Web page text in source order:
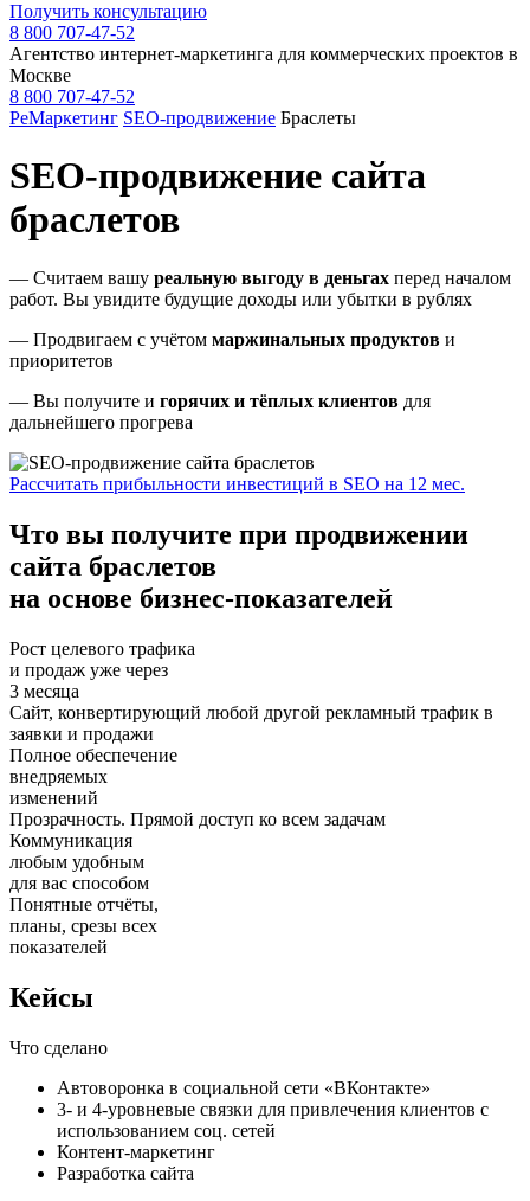
Получить консультацию
8 800 707-47-52
Агентство интернет-маркетинга для коммерческих проектов в
Москве
8 800 707-47-52
РеМаркетинг SEO-продвижение Браслеты
SEO-продвижение сайта
браслетов
— Считаем вашу реальную выгоду в деньгах перед началом
работ. Вы увидите будущие доходы или убытки в рублях
— Продвигаем с учётом маржинальных продуктов и
приоритетов
— Вы получите и горячих и тёплых клиентов для
дальнейшего прогрева
Рассчитать прибыльности инвестиций в SEO на 12 мес.
Что вы получите при продвижении
сайта браслетов
на основе бизнес-показателей
Рост целевого трафика
и продаж уже через
3 месяца
Cайт, конвертирующий любой другой рекламный трафик в
заявки и продажи
Полное обеспечение
внедряемых
изменений
Прозрачность. Прямой доступ ко всем задачам
Коммуникация
любым удобным
для вас способом
Понятные отчёты,
планы, срезы всех
показателей
Кейсы
Что сделано
Автоворонка в социальной сети «ВКонтакте»
3- и 4-уровневые связки для привлечения клиентов с
использованием соц. сетей
Контент-маркетинг
Разработка сайта